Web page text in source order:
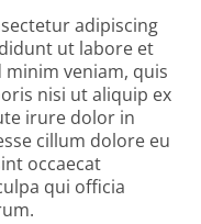
adipiscing
ut labore et
veniam, quis
nisi ut aliquip ex
irure dolor in
cillum dolore eu
occaecat
qui officia